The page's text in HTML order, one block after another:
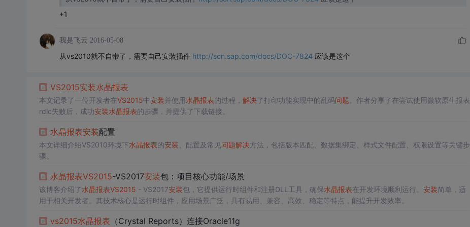
+1
我是飞云 2016-05-08
从vs2010就不自带了，需要自己安装插件 http://scn.sap.com/docs/DOC-7824 应该是这个
VS2015安装水晶报表
本文记录了一位开发者在VS2015中安装并使用水晶报表的过程， 解决了打印功能实现中的乱码问题。作者分享了在尝试使用微软原生报表
rdlc失败后，成功安装水晶报表的步骤，并提供了下载链接。
水晶报表安装配置
本文详细介绍VS2010环境下水晶报表的安装、配置及常见问题解决方法，包括版本匹配、数据集绑定、样式文件配置、权限设置等关键步
骤。
水晶报表VS2015-VS2017安装包：项目核心功能/场景
该博客介绍了水晶报表VS2015 - VS2017安装包，它提供运行时组件和注册DLL工具，确保水晶报表在开发环境顺利运行。 安装简单，适
用于相关开发者。其技术核心是运行时组件，应用场景广泛，具有易用、兼容、高效、稳定等特点，能提升开发效率。
vs2015水晶报表 （Crystal Reports）连接Oracle11g